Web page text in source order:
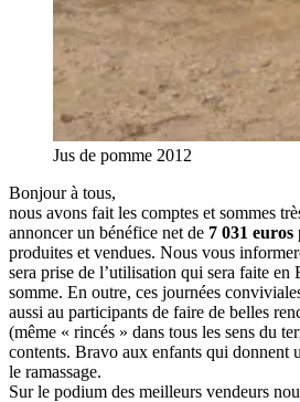
Jus de pomme 2012
Bonjour à tous,
nous avons fait les comptes et sommes
annoncer un bénéfice net de 7 031 euros
produites et vendues. Nous vous
sera prise de l’utilisation qui sera faite en
somme. En outre, ces journées
aussi au participants de faire de belles
(même « rincés » dans tous les sens du
contents. Bravo aux enfants qui donnent
le ramassage.
Sur le podium des meilleurs vendeurs